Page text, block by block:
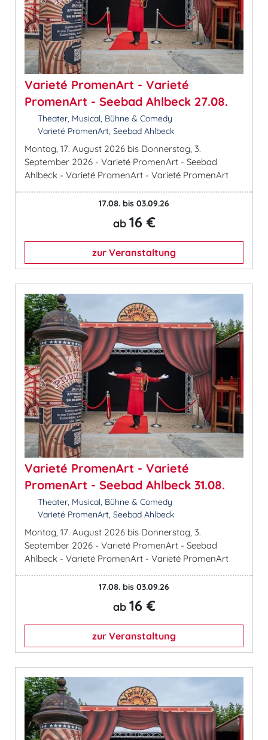
Varieté PromenArt - Varieté
PromenArt - Seebad Ahlbeck 27.08.
Theater, Musical, Bühne & Comedy
Varieté PromenArt, Seebad Ahlbeck
Montag, 17. August 2026 bis Donnerstag, 3.
September 2026 - Varieté PromenArt - Seebad
Ahlbeck - Varieté PromenArt - Varieté PromenArt
17.08. bis 03.09.26
ab 16 €
zur Veranstaltung
Varieté PromenArt - Varieté
PromenArt - Seebad Ahlbeck 31.08.
Theater, Musical, Bühne & Comedy
Varieté PromenArt, Seebad Ahlbeck
Montag, 17. August 2026 bis Donnerstag, 3.
September 2026 - Varieté PromenArt - Seebad
Ahlbeck - Varieté PromenArt - Varieté PromenArt
17.08. bis 03.09.26
ab 16 €
zur Veranstaltung